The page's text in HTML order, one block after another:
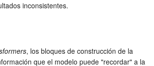
inconsistentes.
, los bloques de construcción de la
que el modelo puede "recordar" a la